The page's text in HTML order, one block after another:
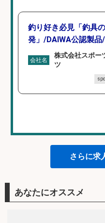
釣り好き必見「釣具
発」/DAIWA公認製品
会社名
株式会社スポー
ツ
さらに求
あなたにオススメ